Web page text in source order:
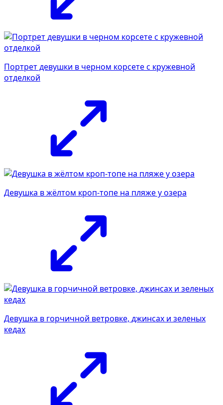
Портрет девушки в черном корсете с кружевной
отделкой
Девушка в жёлтом кроп-топе на пляже у озера
Девушка в горчичной ветровке, джинсах и зеленых
кедах